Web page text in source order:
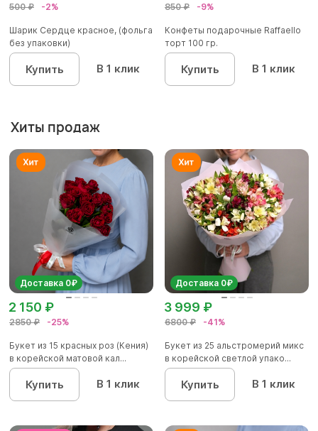
500 ₽ -2%
Шарик Сердце красное, (фольга
без упаковки)
Купить В 1 клик
850 ₽ -9%
Конфеты подарочные Raffaello
торт 100 гр.
Купить В 1 клик
Хиты продаж
Доставка 0₽
2850 ₽ -25%
2 150 ₽
Букет из 15 красных роз (Кения)
в корейской матовой кал...
Купить В 1 клик
Доставка 0₽
6800 ₽ -41%
3 999 ₽
Букет из 25 альстромерий микс
в корейской светлой упако...
Купить В 1 клик